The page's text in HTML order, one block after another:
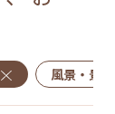
風景・景色